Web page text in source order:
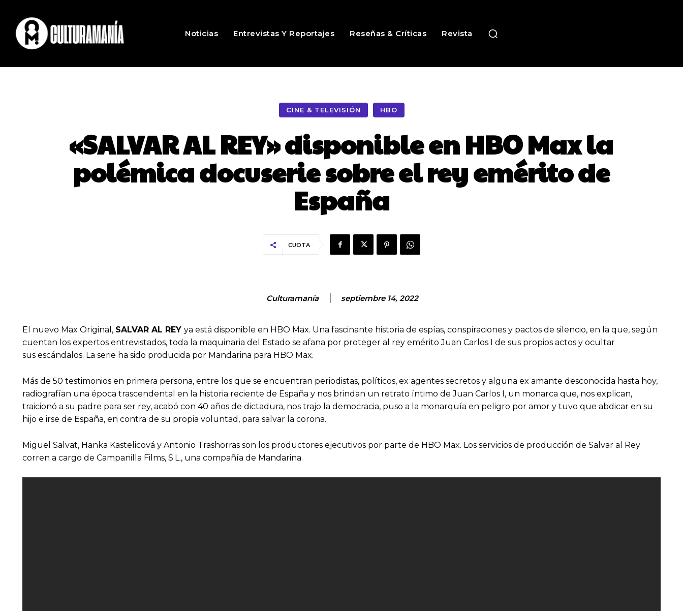
Noticias Entrevistas Y Reportajes Reseñas & Críticas Revista
CINE & TELEVISIÓN HBO
«SALVAR AL REY» disponible en HBO Max la
polémica docuserie sobre el rey emérito de
España
CUOTA
Culturamanía septiembre 14, 2022
El nuevo Max Original, SALVAR AL REY ya está disponible en HBO Max. Una fascinante historia de espías, conspiraciones y pactos de silencio, en la que, según
cuentan los expertos entrevistados, toda la maquinaria del Estado se afana por proteger al rey emérito Juan Carlos I de sus propios actos y ocultar
sus escándalos. La serie ha sido producida por Mandarina para HBO Max.
Más de 50 testimonios en primera persona, entre los que se encuentran periodistas, políticos, ex agentes secretos y alguna ex amante desconocida hasta hoy,
radiografían una época trascendental en la historia reciente de España y nos brindan un retrato íntimo de Juan Carlos I, un monarca que, nos explican,
traicionó a su padre para ser rey, acabó con 40 años de dictadura, nos trajo la democracia, puso a la monarquía en peligro por amor y tuvo que abdicar en su
hijo e irse de España, en contra de su propia voluntad, para salvar la corona.
Miguel Salvat, Hanka Kastelicová y Antonio Trashorras son los productores ejecutivos por parte de HBO Max. Los servicios de producción de Salvar al Rey
corren a cargo de Campanilla Films, S.L., una compañía de Mandarina.